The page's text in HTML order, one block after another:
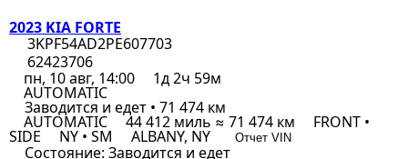
2023 KIA FORTE
3KPF54AD2PE607703
62423706
пн, 10 авг, 14:00
1д 2ч 59м
AUTOMATIC
Заводится и едет • 71 474 км
AUTOMATIC 44 412 миль ≈ 71 474 км FRONT •
SIDE NY • SM ALBANY, NY Отчет VIN
Состояние: Заводится и едет